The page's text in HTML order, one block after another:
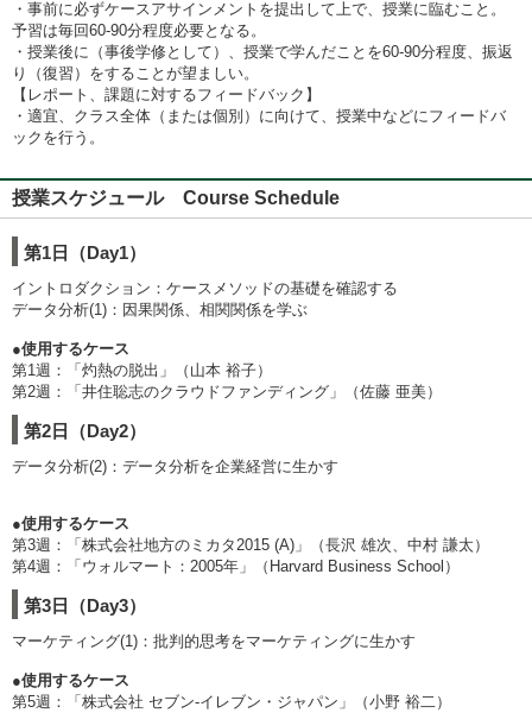
・事前に必ずケースアサインメントを提出して上で、授業に臨むこと。
予習は毎回60-90分程度必要となる。
・授業後に（事後学修として）、授業で学んだことを60-90分程度、振返
り（復習）をすることが望ましい。
【レポート、課題に対するフィードバック】
・適宜、クラス全体（または個別）に向けて、授業中などにフィードバ
ックを行う。
授業スケジュール Course Schedule
第1日（Day1）
イントロダクション：ケースメソッドの基礎を確認する
データ分析(1)：因果関係、相関関係を学ぶ
●使用するケース
第1週：「灼熱の脱出」（山本 裕子）
第2週：「井住聡志のクラウドファンディング」（佐藤 亜美）
第2日（Day2）
データ分析(2)：データ分析を企業経営に生かす
●使用するケース
第3週：「株式会社地方のミカタ2015 (A)」（長沢 雄次、中村 謙太）
第4週：「ウォルマート：2005年」（Harvard Business School）
第3日（Day3）
マーケティング(1)：批判的思考をマーケティングに生かす
●使用するケース
第5週：「株式会社 セブン-イレブン・ジャパン」（小野 裕二）